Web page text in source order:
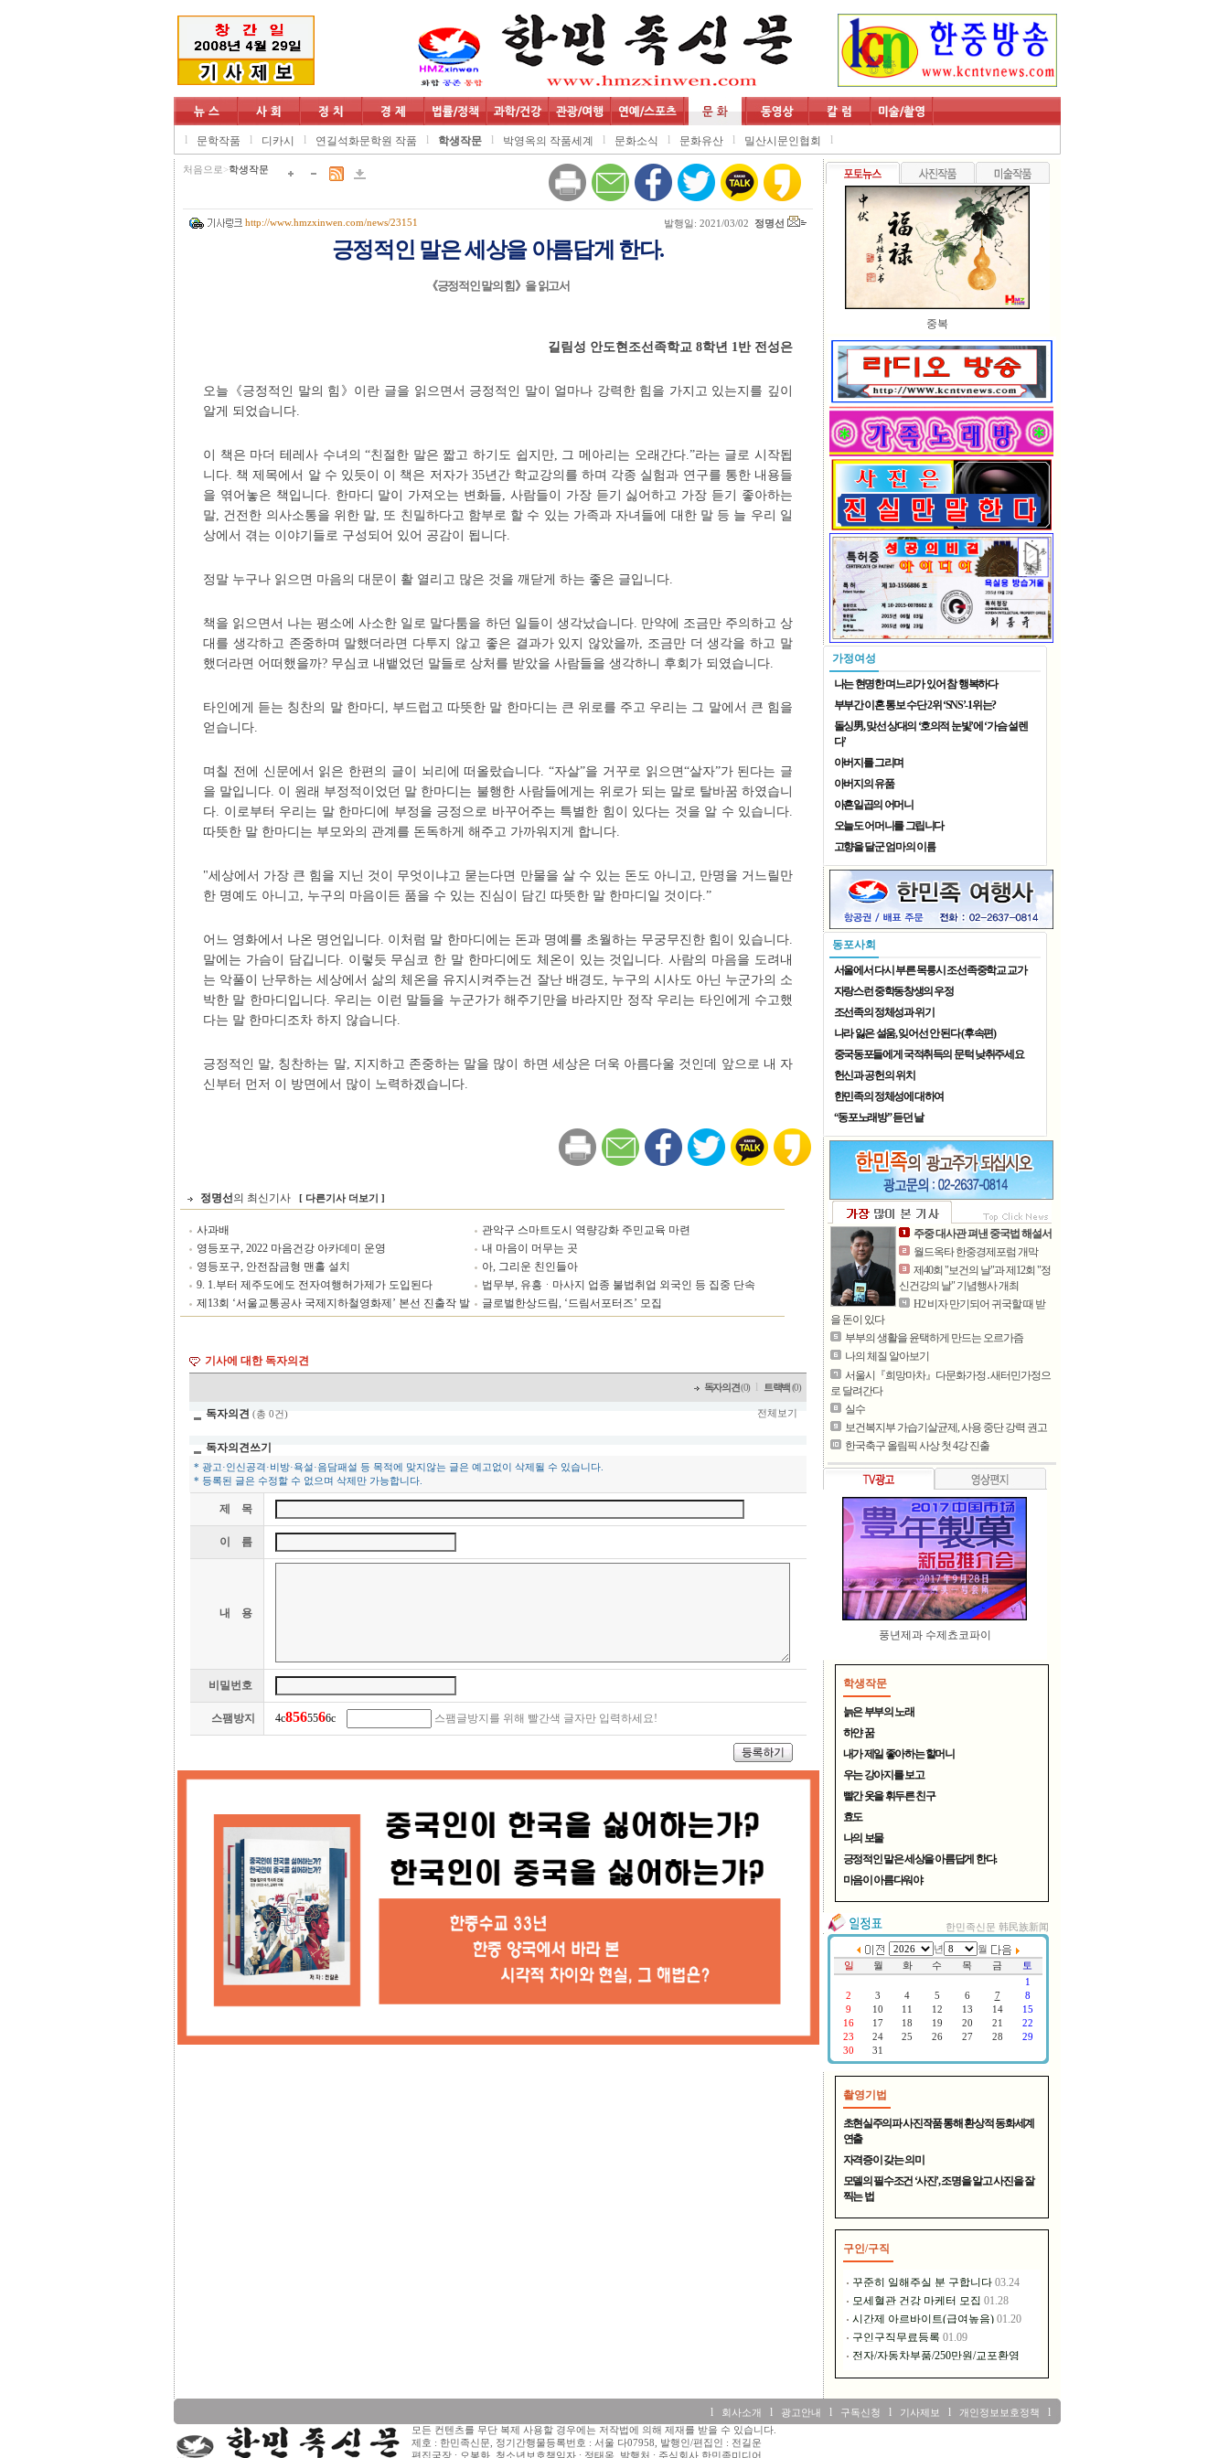
l 문학작품 l 디카시 l 연길석화문학원 작품 l 학생작문 l 박영옥의 작품세계 l 문화소식 l 문화유산 l 밀산시문인협회 l
처음으로 >학생작문
http://www.hmzxinwen.com/news/23151 발행일: 2021/03/02 정명선
긍정적인 말은 세상을 아름답게 한다.
《긍정적인 말의 힘》을 읽고서
길림성 안도현조선족학교 8학년 1반 전성은
오늘《긍정적인 말의 힘》이란 글을 읽으면서 긍정적인 말이 얼마나 강력한 힘을 가지고 있는지를 깊이
알게 되었습니다.
이 책은 마더 테레사 수녀의 “친절한 말은 짧고 하기도 쉽지만, 그 메아리는 오래간다.”라는 글로 시작됩
니다. 책 제목에서 알 수 있듯이 이 책은 저자가 35년간 학교강의를 하며 각종 실험과 연구를 통한 내용들
을 엮어놓은 책입니다. 한마디 말이 가져오는 변화들, 사람들이 가장 듣기 싫어하고 가장 듣기 좋아하는
말, 건전한 의사소통을 위한 말, 또 친밀하다고 함부로 할 수 있는 가족과 자녀들에 대한 말 등 늘 우리 일
상에서 겪는 이야기들로 구성되어 있어 공감이 됩니다.
정말 누구나 읽으면 마음의 대문이 활 열리고 많은 것을 깨닫게 하는 좋은 글입니다.
책을 읽으면서 나는 평소에 사소한 일로 말다툼을 하던 일들이 생각났습니다. 만약에 조금만 주의하고 상
대를 생각하고 존중하며 말했더라면 다투지 않고 좋은 결과가 있지 않았을까, 조금만 더 생각을 하고 말
했더라면 어떠했을까? 무심코 내뱉었던 말들로 상처를 받았을 사람들을 생각하니 후회가 되였습니다.
타인에게 듣는 칭찬의 말 한마디, 부드럽고 따뜻한 말 한마디는 큰 위로를 주고 우리는 그 말에서 큰 힘을
얻습니다.
며칠 전에 신문에서 읽은 한편의 글이 뇌리에 떠올랐습니다. “자살”을 거꾸로 읽으면“살자”가 된다는 글
을 말입니다. 이 원래 부정적이었던 말 한마디는 불행한 사람들에게는 위로가 되는 말로 탈바꿈 하였습니
다. 이로부터 우리는 말 한마디에 부정을 긍정으로 바꾸어주는 특별한 힘이 있다는 것을 알 수 있습니다.
따뜻한 말 한마디는 부모와의 관계를 돈독하게 해주고 가까워지게 합니다.
"세상에서 가장 큰 힘을 지닌 것이 무엇이냐고 묻는다면 만물을 살 수 있는 돈도 아니고, 만명을 거느릴만
한 명예도 아니고, 누구의 마음이든 품을 수 있는 진심이 담긴 따뜻한 말 한마디일 것이다.”
어느 영화에서 나온 명언입니다. 이처럼 말 한마디에는 돈과 명예를 초월하는 무궁무진한 힘이 있습니다.
말에는 가슴이 담깁니다. 이렇듯 무심코 한 말 한마디에도 체온이 있는 것입니다. 사람의 마음을 도려내
는 악풀이 난무하는 세상에서 삶의 체온을 유지시켜주는건 잘난 배경도, 누구의 시사도 아닌 누군가의 소
박한 말 한마디입니다. 우리는 이런 말들을 누군가가 해주기만을 바라지만 정작 우리는 타인에게 수고했
다는 말 한마디조차 하지 않습니다.
긍정적인 말, 칭찬하는 말, 지지하고 존중하는 말을 많이 하면 세상은 더욱 아름다울 것인데 앞으로 내 자
신부터 먼저 이 방면에서 많이 노력하겠습니다.
정명선의 최신기사 [ 다른기사 더보기 ]
사과배
관악구 스마트도시 역량강화 주민교육 마련
영등포구, 2022 마음건강 아카데미 운영
내 마음이 머무는 곳
영등포구, 안전잠금형 맨홀 설치
아, 그리운 친인들아
9. 1.부터 제주도에도 전자여행허가제가 도입된다
법무부, 유흥ᆞ마사지 업종 불법취업 외국인 등 집중 단속
제13회 ‘서울교통공사 국제지하철영화제’ 본선 진출작 발
글로벌한상드림, ‘드림서포터즈’ 모집
기사에 대한 독자의견
독자의견(0) 트랙백(0)
독자의견 (총 0건) 전체보기
독자의견쓰기
* 광고·인신공격·비방·욕설·음담패설 등 목적에 맞지않는 글은 예고없이 삭제될 수 있습니다.
* 등록된 글은 수정할 수 없으며 삭제만 가능합니다.
제 목
이 름
내 용
비밀번호
스팸방지 4c8565566c 스팸글방지를 위해 빨간색 글자만 입력하세요!
2026 재한중국동포 예술단체 ..
2026 재한중국동포 예술단체 ..
8월 가족 나들이
어정칠월 동동팔월
중복
가정여성
나는 현명한 며느리가 있어 참 행복하다
부부간 이혼 통보 수단 2위 ‘SNS’-1위는?
돌싱男, 맞선 상대의 ‘호의적 눈빛’에 ‘가슴 설렌
다’
아버지를 그리며
아버지의 유품
아흔일곱의 어머니
오늘도 어머니를 그립니다
고향을 달군 엄마의 이름
동포사회
서울에서 다시 부른 목릉시 조선족중학교 교가
자랑스런 중학동창생의 우정
조선족의 정체성과 위기
나라 잃은 설움, 잊어선 안 된다 (후속편)
중국동포들에게 국적취득의 문턱 낮취주세요
헌신과 공헌의 위치
한민족의 정체성에 대하여
“동포노래방” 듣던 날
주중 대사관 펴낸 중국법 해설서
월드옥타 한중경제포럼 개막
제40회 "보건의 날"과 제12회 "정
신건강의 날" 기념행사 개최
H2 비자 만기되어 귀국할 때 받
을 돈이 있다
부부의 생활을 윤택하게 만드는 오르가즘
나의 체질 알아보기
서울시『희망마차』다문화가정․새터민가정으
로 달려간다
실수
보건복지부 가습기살균제, 사용 중단 강력 권고
한국축구 올림픽 사상 첫 4강 진출
여름철 무더위 식혀주는 시원..
연변TV, 중국CCTV방송 한국서..
400년 전통의 명주 - 대천원
장풍홀딩스는 이런 일을 하고..
풍년제과 수제쵸코파이
학생작문
늙은 부부의 노래
하얀 꿈
내가 제일 좋아하는 할머니
우는 강아지를 보고
빨간 옷을 휘두른 친구
효도
나의 보물
긍정적인 말은 세상을 아름답게 한다.
마음이 아름다워야
한민족신문 韩民族新闻
촬영기법
초현실주의파 사진작품 통해 환상적 동화세계
연출
자격증이 갖는 의미
모델의 필수조건 ‘사진’, 조명을 알고 사진을 잘
찍는 법
구인/구직
l 회사소개 l 광고안내 l 구독신청 l 기사제보 l 개인정보보호정책 l
모든 컨텐츠를 무단 복제 사용할 경우에는 저작법에 의해 제재를 받을 수 있습니다.
제호 : 한민족신문, 정기간행물등록번호 : 서울 다07958, 발행인/편집인 : 전길운
편집국장 : 오봉화, 청소년보호책임자 : 정태옥, 발행처 : 주식회사 한민족미디어